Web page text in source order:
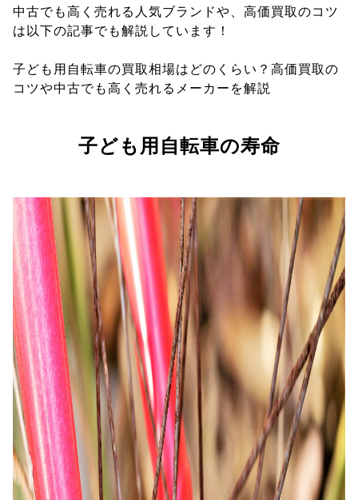
中古でも高く売れる人気ブランドや、高価買取のコツ
は以下の記事でも解説しています！
子ども用自転車の買取相場はどのくらい？高価買取の
コツや中古でも高く売れるメーカーを解説
子ども用自転車の寿命